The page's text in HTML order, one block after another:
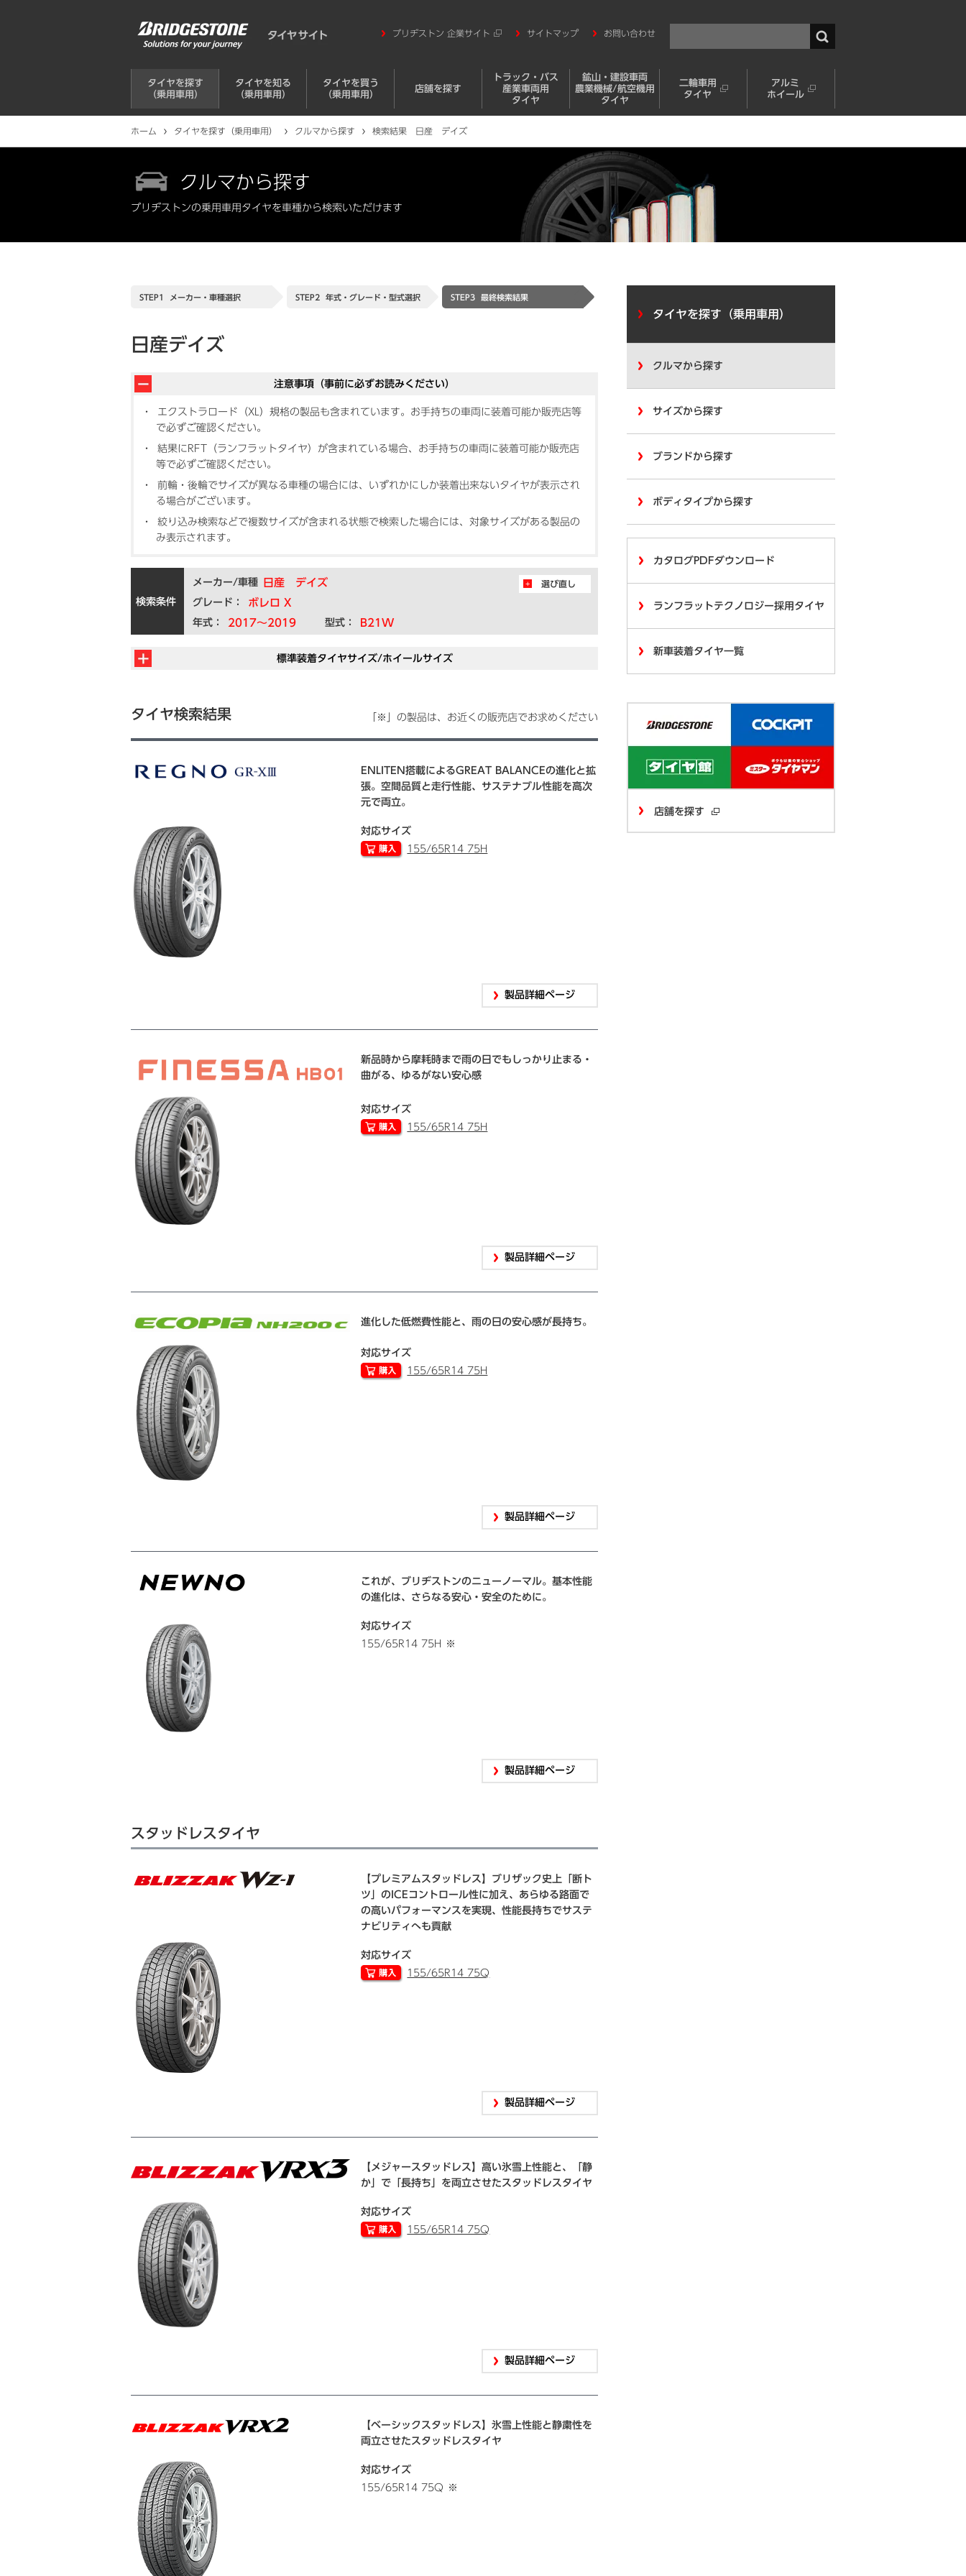
お問い合わせ
サイトマップ
ブリヂストン 企業サイト
タイヤを探す
（乗用車用）
タイヤを知る
（乗用車用）
タイヤを買う
（乗用車用）
店舗を探す
トラック・バス
産業車両用
タイヤ
鉱山・建設車両
農業機械/航空機用
タイヤ
二輪車用
タイヤ
アルミ
ホイール
ホーム タイヤを探す（乗用車用） クルマから探す 検索結果 日産 デイズ
クルマから探す
ブリヂストンの乗用車用タイヤを車種から検索いただけます
STEP1 メーカー・ 車種選択 STEP2 年式・グレード・ 型式選択 STEP3 最終検索結果
日産デイズ
注意事項（事前に必ずお読みください）
エクストラロード（XL）規格の製品も含まれています。お手持ちの車両に装着可能か販売店等
で必ずご確認ください。
結果にRFT（ランフラットタイヤ）が含まれている場合、お手持ちの車両に装着可能か販売店
等で必ずご確認ください。
前輪・後輪でサイズが異なる車種の場合には、いずれかにしか装着出来ないタイヤが表示され
る場合がございます。
絞り込み検索などで複数サイズが含まれる状態で検索した場合には、対象サイズがある製品の
み表示されます。
検索条件
メーカー/車種 日産 デイズ
グレード： ボレロ X
年式： 2017～2019 型式： B21W
選び直し
標準装着タイヤサイズ/ホイールサイズ
タイヤ検索結果 「※」の製品は、お近くの販売店でお求めください
ENLITEN搭載によるGREAT BALANCEの進化と拡
張。空間品質と走行性能、サステナブル性能を高次
元で両立。
対応サイズ
155/65R14 75H
製品詳細ページ
新品時から摩耗時まで雨の日でもしっかり止まる・
曲がる、ゆるがない安心感
対応サイズ
155/65R14 75H
製品詳細ページ
進化した低燃費性能と、雨の日の安心感が長持ち。
対応サイズ
155/65R14 75H
製品詳細ページ
これが、ブリヂストンのニューノーマル。基本性能
の進化は、さらなる安心・安全のために。
対応サイズ
155/65R14 75H
※
製品詳細ページ
スタッドレスタイヤ
【プレミアムスタッドレス】ブリザック史上「断ト
ツ」のICEコントロール性に加え、あらゆる路面で
の高いパフォーマンスを実現、性能長持ちでサステ
ナビリティへも貢献
対応サイズ
155/65R14 75Q
製品詳細ページ
【メジャースタッドレス】高い氷雪上性能と、「静
か」で「長持ち」を両立させたスタッドレスタイヤ
対応サイズ
155/65R14 75Q
製品詳細ページ
【ベーシックスタッドレス】氷雪上性能と静粛性を
両立させたスタッドレスタイヤ
対応サイズ
155/65R14 75Q
※
タイヤを探す（乗用車用）
クルマから探す
サイズから探す
ブランドから探す
ボディタイプから探す
カタログPDFダウンロード
ランフラットテクノロジー採用タイヤ
新車装着タイヤ一覧
店舗を探す